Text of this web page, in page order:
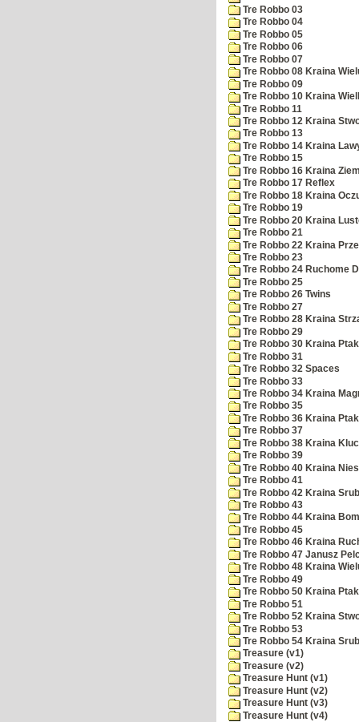
Tre Robbo 03
Tre Robbo 04
Tre Robbo 05
Tre Robbo 06
Tre Robbo 07
Tre Robbo 08 Kraina
Tre Robbo 09
Tre Robbo 10 Kraina
Tre Robbo 11
Tre Robbo 12 Kraina
Tre Robbo 13
Tre Robbo 14 Kraina
Tre Robbo 15
Tre Robbo 16 Kraina
Tre Robbo 17 Reflex
Tre Robbo 18 Kraina
Tre Robbo 19
Tre Robbo 20 Kraina
Tre Robbo 21
Tre Robbo 22 Kraina
Tre Robbo 23
Tre Robbo 24 Ruchome
Tre Robbo 25
Tre Robbo 26 Twins
Tre Robbo 27
Tre Robbo 28 Kraina
Tre Robbo 29
Tre Robbo 30 Kraina
Tre Robbo 31
Tre Robbo 32 Spaces
Tre Robbo 33
Tre Robbo 34 Kraina
Tre Robbo 35
Tre Robbo 36 Kraina
Tre Robbo 37
Tre Robbo 38 Kraina
Tre Robbo 39
Tre Robbo 40 Kraina
Tre Robbo 41
Tre Robbo 42 Kraina
Tre Robbo 43
Tre Robbo 44 Kraina
Tre Robbo 45
Tre Robbo 46 Kraina
Tre Robbo 47 Janusz
Tre Robbo 48 Kraina
Tre Robbo 49
Tre Robbo 50 Kraina
Tre Robbo 51
Tre Robbo 52 Kraina
Tre Robbo 53
Tre Robbo 54 Kraina
Treasure (v1)
Treasure (v2)
Treasure Hunt (v1)
Treasure Hunt (v2)
Treasure Hunt (v3)
Treasure Hunt (v4)